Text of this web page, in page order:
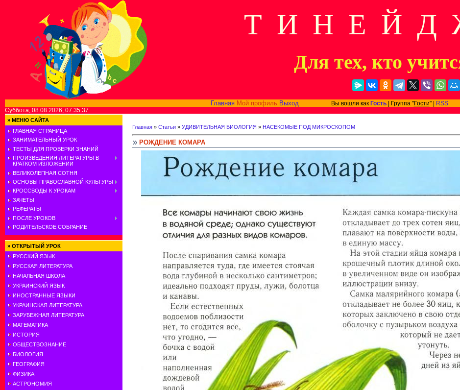
Т И Н Е Й Д
Для тех, кто
Главная Мой профиль ВыходВы вошли как Гость| Группа "Гости" |
RSS
Суббота, 08.08.2026, 07:35:37
» МЕНЮ САЙТА
ГЛАВНАЯ СТРАНИЦА
ЗАНИМАТЕЛЬНЫЙ УРОК
ТЕСТЫ ДЛЯ ПРОВЕРКИ ЗНАНИЙ
ПРОИЗВЕДЕНИЯ ЛИТЕРАТУРЫ В
КРАТКОМ ИЗЛОЖЕНИИ
ВЕЛИКОЛЕПНАЯ СОТНЯ
ОСНОВЫ ПРАВОСЛАВНОЙ КУЛЬТУРЫ
КРОССВОДЫ К УРОКАМ
ЗАЧЕТЫ
РЕФЕРАТЫ
ПОСЛЕ УРОКОВ
РОДИТЕЛЬСКОЕ СОБРАНИЕ
» ОТКРЫТЫЙ УРОК
РУССКИЙ ЯЗЫК
РУССКАЯ ЛИТЕРАТУРА
НАЧАЛЬНАЯ ШКОЛА
УКРАИНСКИЙ ЯЗЫК
ИНОСТРАННЫЕ ЯЗЫКИ
УКРАИНСКАЯ ЛИТЕРАТУРА
ЗАРУБЕЖНАЯ ЛИТЕРАТУРА
МАТЕМАТИКА
ИСТОРИЯ
ОБЩЕСТВОЗНАНИЕ
БИОЛОГИЯ
ГЕОГРАФИЯ
ФИЗИКА
АСТРОНОМИЯ
Главная » Статьи » УДИВИТЕЛЬНАЯ БИОЛОГИЯ » НАСЕКОМЫЕ ПОД МИКРОСКОПОМ
РОЖДЕНИЕ КОМАРА